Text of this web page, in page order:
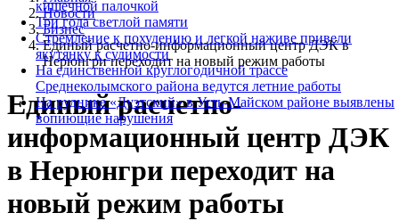
кишечной палочкой
Три года светлой памяти
Стремление к похудению и легкой наживе привели
якутянку к судимости
На единственной круглогодичной трассе
Среднеколымского района ведутся летние работы
На руднике «Дуэтский» в Усть-Майском районе выявлены
вопиющие нарушения
Новости
Бизнес
Единый расчетно-информационный центр ДЭК в
Нерюнгри переходит на новый режим работы
Единый расчетно-
информационный центр ДЭК
в Нерюнгри переходит на
новый режим работы